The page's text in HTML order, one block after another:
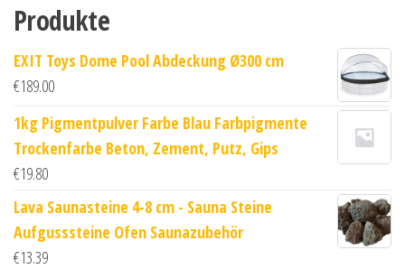
Produkte
EXIT Toys Dome Pool Abdeckung Ø300 cm
€189.00
1kg Pigmentpulver Farbe Blau Farbpigmente
Trockenfarbe Beton, Zement, Putz, Gips
€19.80
Lava Saunasteine 4-8 cm - Sauna Steine
Aufgusssteine Ofen Saunazubehör
€13.39